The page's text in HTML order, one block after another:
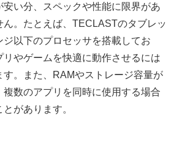
安い分、スペックや性能に限界があ
ん。たとえば、TECLASTのタブレッ
ジ以下のプロセッサを搭載してお
リやゲームを快適に動作させるには
。また、RAMやストレージ容量が
数のアプリを同時に使用する場合
があります。